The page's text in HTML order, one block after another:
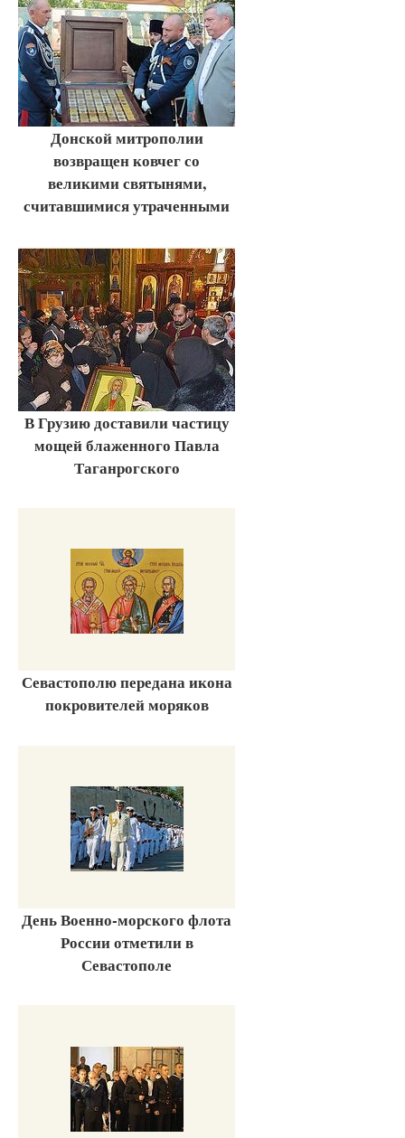
Донской митрополии
возвращен ковчег со
великими святынями,
считавшимися утраченными
В Грузию доставили частицу
мощей блаженного Павла
Таганрогского
Севастополю передана икона
покровителей моряков
День Военно-морского флота
России отметили в
Севастополе